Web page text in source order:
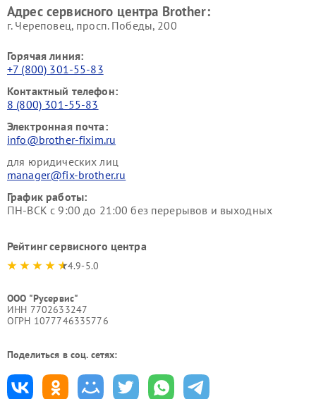
Адрес сервисного центра Brother:
г. Череповец, просп. Победы, 200
Горячая линия:
+7 (800) 301-55-83
Контактный телефон:
8 (800) 301-55-83
Электронная почта:
info@brother-fixim.ru
для юридических лиц
manager@fix-brother.ru
График работы:
ПН-ВСК с 9:00 до 21:00 без перерывов и выходных
Рейтинг сервисного центра
4.9-5.0
ООО "Русервис"
ИНН 7702633247
ОГРН 1077746335776
Поделиться в соц. сетях: